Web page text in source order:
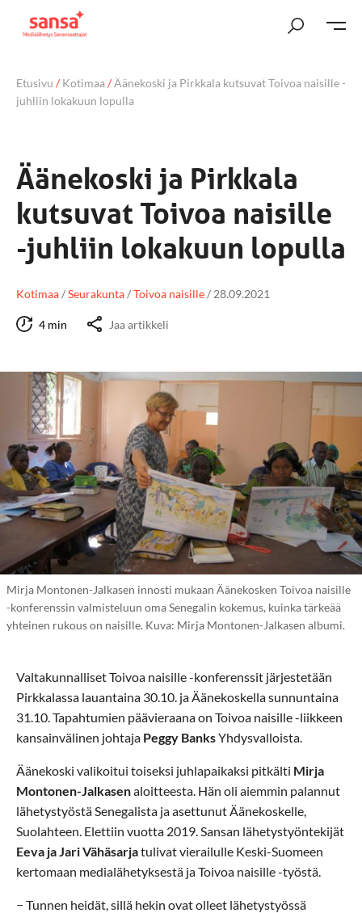
Etusivu /Kotimaa/Äänekoski ja Pirkkala kutsuvat Toivoa naisille -
juhliin lokakuun lopulla
Äänekoski ja Pirkkala
kutsuvat Toivoa naisille
-juhliin lokakuun lopulla
Kotimaa/Seurakunta/Toivoa naisille/ 28.09.2021
4 min Jaa artikkeli
Mirja Montonen-Jalkasen innosti mukaan Äänekosken Toivoa naisille
-konferenssin valmisteluun oma Senegalin kokemus, kuinka tärkeää
yhteinen rukous on naisille. Kuva: Mirja Montonen-Jalkasen albumi.
Valtakunnalliset Toivoa naisille -konferenssit järjestetään
Pirkkalassa lauantaina 30.10. ja Äänekoskella sunnuntaina
31.10. Tapahtumien päävieraana on Toivoa naisille -liikkeen
kansainvälinen johtaja Peggy BanksYhdysvalloista.
Äänekoski valikoitui toiseksi juhlapaikaksi pitkälti Mirja
Montonen-Jalkasenaloitteesta. Hän oli aiemmin palannut
lähetystyöstä Senegalista ja asettunut Äänekoskelle,
Suolahteen. Elettiin vuotta 2019. Sansan lähetystyöntekijät
Eeva ja Jari Vähäsarjatulivat vierailulle Keski-Suomeen
kertomaan medialähetyksestä ja Toivoa naisille -työstä.
− Tunnen heidät, sillä hekin ovat olleet lähetystyössä